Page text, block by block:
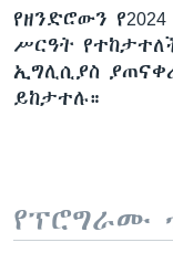
የዘንድሮውን
ሥርዓት
ኢግሊሲያስ
ይከታተሉ።
የፕሮግራሙ